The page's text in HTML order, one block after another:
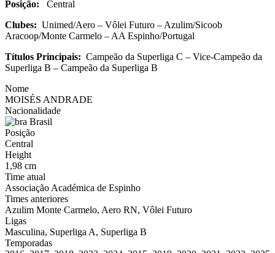
Posição: Central
Clubes: Unimed/Aero – Vôlei Futuro – Azulim/Sicoob
Aracoop/Monte Carmelo – AA Espinho/Portugal
Títulos Principais: Campeão da Superliga C – Vice-Campeão da
Superliga B – Campeão da Superliga B
Nome
MOISÉS ANDRADE
Nacionalidade
Brasil
Posição
Central
Height
1,98 cm
Time atual
Associação Académica de Espinho
Times anteriores
Azulim Monte Carmelo, Aero RN, Vôlei Futuro
Ligas
Masculina, Superliga A, Superliga B
Temporadas